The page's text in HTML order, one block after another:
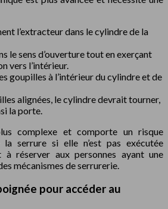
l’extracteur dans le cylindre de la
le sens d’ouverture tout en exerçant
vers l’intérieur.
goupilles à l’intérieur du cylindre et de
alignées, le cylindre devrait tourner,
la porte.
complexe et comporte un risque
la serrure si elle n’est pas exécutée
à réserver aux personnes ayant une
mécanismes de serrurerie.
pour accéder au